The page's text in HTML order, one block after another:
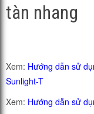
tàn nhang
Xem: Hướng dẫn sử
Sunlight-T
Xem: Hướng dẫn sử